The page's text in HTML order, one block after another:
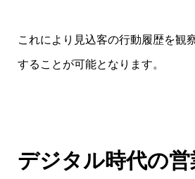
これにより見込客の行動履歴を観
することが可能となります。
デジタル時代の営